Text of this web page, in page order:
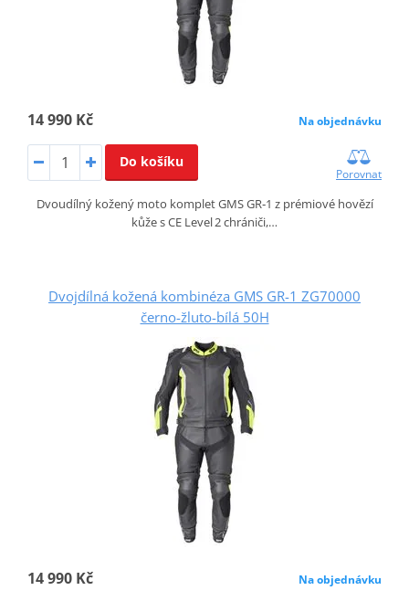
14 990 Kč Na objednávku
Do košíku
Porovnat
Dvoudílný kožený moto komplet GMS GR‑1 z prémiové hovězí
kůže s CE Level 2 chrániči,…
Dvojdílná kožená kombinéza GMS GR-1 ZG70000
černo-žluto-bílá 50H
14 990 Kč Na objednávku